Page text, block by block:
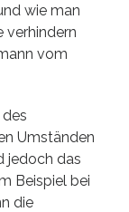
wie man
verhindern
vom
Umständen
jedoch das
Beispiel bei
die